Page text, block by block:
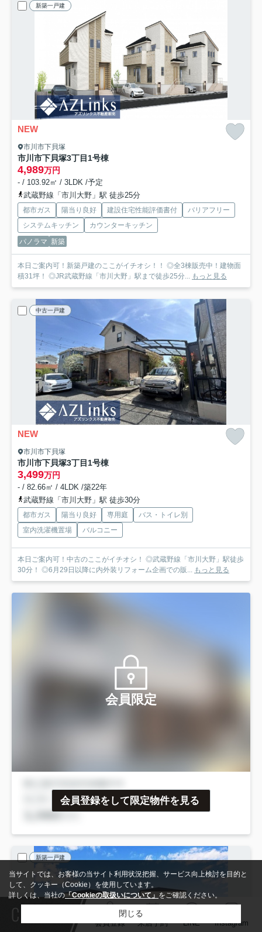
新築一戸建
NEW
市川市下貝塚
市川市下貝塚3丁目 1号棟
4,989万円
- / 103.92㎡ / 3LDK /予定
武蔵野線「市川大野」駅 徒歩25分
都市ガス 陽当り良好 建設住宅性能評価書付
バリアフリー
システムキッチン
カウンターキッチン
パノラマ 新築
本日ご案内可！新築戸建のここがイチオシ！！ ◎全3棟販売中！建物面
積31坪！ ◎JR武蔵野線「市川大野」駅まで徒歩25分...
もっと見る
中古一戸建
NEW
市川市下貝塚
市川市下貝塚3丁目 1号棟
3,499万円
- / 82.66㎡ / 4LDK /築22年
武蔵野線「市川大野」駅 徒歩30分
都市ガス 陽当り良好 専用庭
バス・トイレ別
室内洗濯機置場
バルコニー
本日ご案内可！中古のここがイチオシ！ ◎武蔵野線「市川大野」駅徒歩
30分！ ◎6月29日以降に内外装リフォーム企画での販...
もっと見る
会員限定
会員登録をして限定物件を見る
新築一戸建
Contact 会員登録 来店予約 LINE Instagram
当サイトでは、お客様の当サイト利用状況把握、サービス向上検討を目的と
して、クッキー（Cookie）を使用しています。
詳しくは、当社の「Cookieの取扱いについて」 をご確認ください。
閉じる